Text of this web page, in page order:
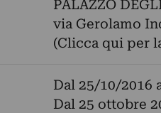
PALAZZO
via Gerolamo
(Clicca qui per
Dal 25/10/2016
Dal 25 ottobre